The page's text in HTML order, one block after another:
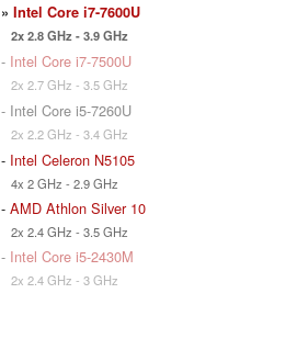
» Intel Core i7-7600U
2x 2.8 GHz - 3.9 GHz
- Intel Core i7-7500U
2x 2.7 GHz - 3.5 GHz
- Intel Core i5-7260U
2x 2.2 GHz - 3.4 GHz
- Intel Celeron N5105
4x 2 GHz - 2.9 GHz
- AMD Athlon Silver 10
2x 2.4 GHz - 3.5 GHz
- Intel Core i5-2430M
2x 2.4 GHz - 3 GHz